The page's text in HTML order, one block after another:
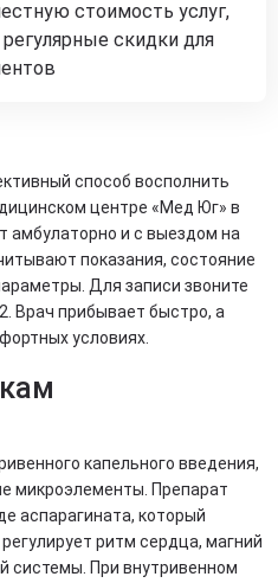
стоимость услуг,
скидки для
способ восполнить
центре «Мед Юг» в
амбулаторно и с выездом на
показания, состояние
Для записи звоните
Врач прибывает быстро, а
условиях.
капельного введения,
микроэлементы. Препарат
аспарагината, который
ритм сердца, магний
системы. При внутривенном